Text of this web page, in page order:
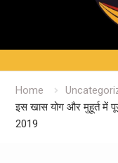
Home
इस खास योग और मुहूर्त में
2019